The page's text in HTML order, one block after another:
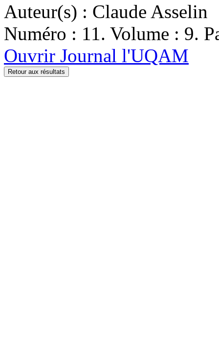
Auteur(s) : Claude Asselin
Numéro : 11. Volume : 9.
Ouvrir Journal l'UQAM
Retour aux résultats